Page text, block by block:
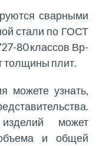
сварными
стали по ГОСТ
80 классов Вр-
толщины плит.
можете узнать,
может
и общей